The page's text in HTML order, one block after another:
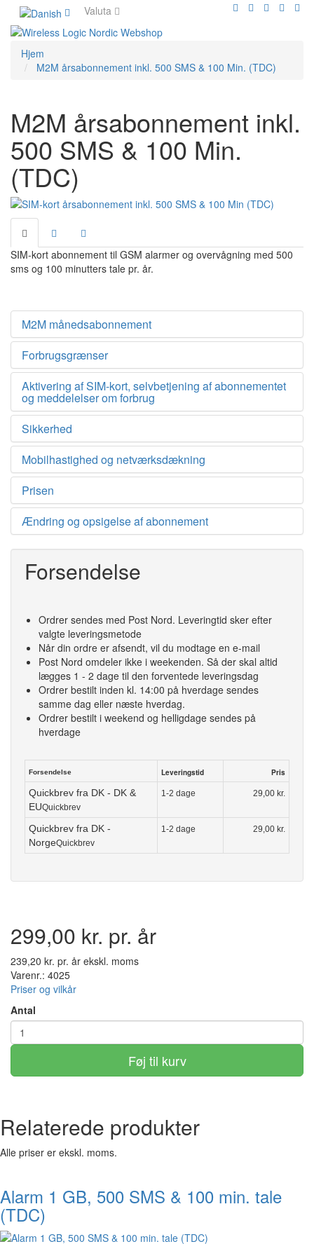
Valuta
Hjem
M2M årsabonnement inkl. 500 SMS & 100 Min. (TDC)
M2M årsabonnement inkl.
500 SMS & 100 Min.
(TDC)
SIM-kort abonnement til GSM alarmer og overvågning med 500
sms og 100 minutters tale pr. år.
M2M månedsabonnement
Forbrugsgrænser
Aktivering af SIM-kort, selvbetjening af abonnementet
og meddelelser om forbrug
Sikkerhed
Mobilhastighed og netværksdækning
Prisen
Ændring og opsigelse af abonnement
Forsendelse
Ordrer sendes med Post Nord. Leveringtid sker efter
valgte leveringsmetode
Når din ordre er afsendt, vil du modtage en e-mail
Post Nord omdeler ikke i weekenden. Så der skal altid
lægges 1 - 2 dage til den forventede leveringsdag
Ordrer bestilt inden kl. 14:00 på hverdage sendes
samme dag eller næste hverdag.
Ordrer bestilt i weekend og helligdage sendes på
hverdage
Forsendelse Leveringstid Pris
Quickbrev fra DK - DK &
EUQuickbrev
1-2 dage 29,00 kr.
Quickbrev fra DK -
NorgeQuickbrev
1-2 dage 29,00 kr.
299,00 kr. pr. år
239,20 kr. pr. år ekskl. moms
Varenr.: 4025
Priser og vilkår
Antal
Føj til kurv
Relaterede produkter
Alle priser er ekskl. moms.
Alarm 1 GB, 500 SMS & 100 min. tale
(TDC)